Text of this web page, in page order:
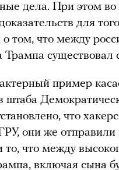
дела. При этом во
для
том, что между
существовал
пример
что
они же отправили
то, что между
включая сына